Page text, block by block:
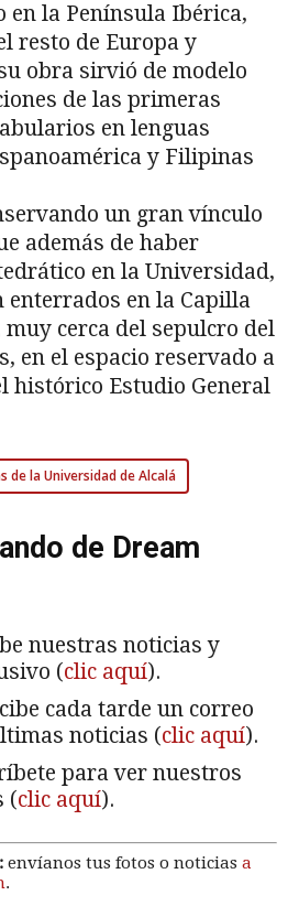
en la Península Ibérica,
resto de Europa y
obra sirvió de modelo
de las primeras
en lenguas
y Filipinas
un gran vínculo
además de haber
en la Universidad,
enterrados en la Capilla
muy cerca del sepulcro del
en el espacio reservado a
histórico Estudio General
de la Universidad de Alcalá
de Dream
nuestras noticias y
(clic aquí).
cada tarde un correo
noticias (clic aquí).
para ver nuestros
(clic aquí).
envíanos tus fotos o noticias a
.